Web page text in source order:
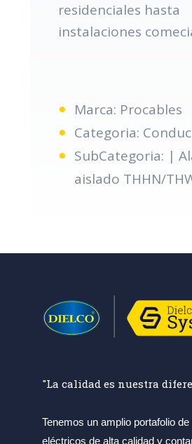
residenciales hasta
instalaciones
Marca: Procables
Categoria:
SubCategoria: |
aislado THHN/
"La calidad es nuestra
Tenemos un amplio portafolio
eléctricos de alta calidad y